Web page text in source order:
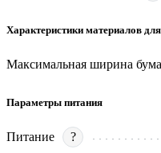
Характеристики материалов
Максимальная ширина
Параметры питания
Питание ?